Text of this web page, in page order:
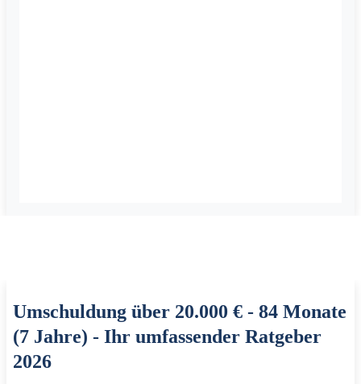
Umschuldung über 20.000 € - 84 Monate
(7 Jahre) - Ihr umfassender Ratgeber
2026